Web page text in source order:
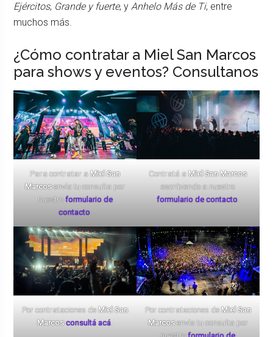
Ejércitos, Grande y fuerte, yAnhelo Más de Ti, entre
muchos más.
¿Cómo contratar a Miel San Marcos
para shows y eventos? Consultanos
Para contratar a Miel San
Marcosenvía tu consulta por
nuestroformulario de
contacto.
Contratá a Miel San Marcos
escribiendo a nuestro
formulario de contacto.
Por contrataciones de Miel San
Marcos consultá acá
Por contrataciones de Miel San
Marcosenvía tu consulta por